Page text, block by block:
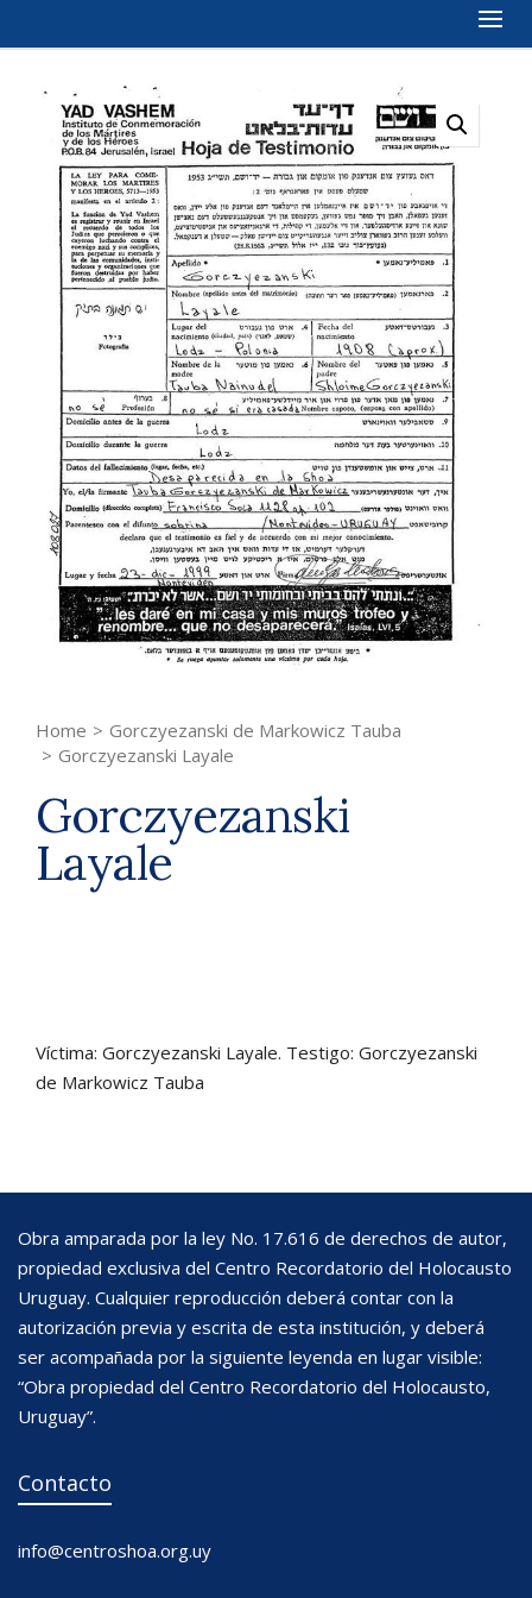
Home > Gorczyezanski de Markowicz Tauba
> Gorczyezanski Layale
Gorczyezanski
Layale
Víctima: Gorczyezanski Layale. Testigo: Gorczyezanski
de Markowicz Tauba
Obra amparada por la ley No. 17.616 de derechos de autor,
propiedad exclusiva del Centro Recordatorio del Holocausto
Uruguay. Cualquier reproducción deberá contar con la
autorización previa y escrita de esta institución, y deberá
ser acompañada por la siguiente leyenda en lugar visible:
“Obra propiedad del Centro Recordatorio del Holocausto,
Uruguay”.
Contacto
info@centroshoa.org.uy